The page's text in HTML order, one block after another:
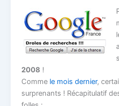
2008 !
Comme le mois dernier,
surprenants ! Récapitulatif